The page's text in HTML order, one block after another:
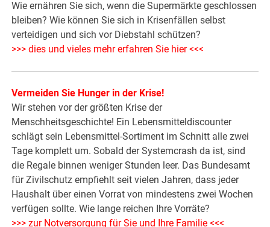
Wie ernähren Sie sich, wenn die Supermärkte geschlossen
bleiben? Wie können Sie sich in Krisenfällen selbst
verteidigen und sich vor Diebstahl schützen?
>>> dies und vieles mehr erfahren Sie hier <<<
Vermeiden Sie Hunger in der Krise!
Wir stehen vor der größten Krise der
Menschheitsgeschichte! Ein Lebensmitteldiscounter
schlägt sein Lebensmittel-Sortiment im Schnitt alle zwei
Tage komplett um. Sobald der Systemcrash da ist, sind
die Regale binnen weniger Stunden leer. Das Bundesamt
für Zivilschutz empfiehlt seit vielen Jahren, dass jeder
Haushalt über einen Vorrat von mindestens zwei Wochen
verfügen sollte. Wie lange reichen Ihre Vorräte?
>>> zur Notversorgung für Sie und Ihre Familie <<<